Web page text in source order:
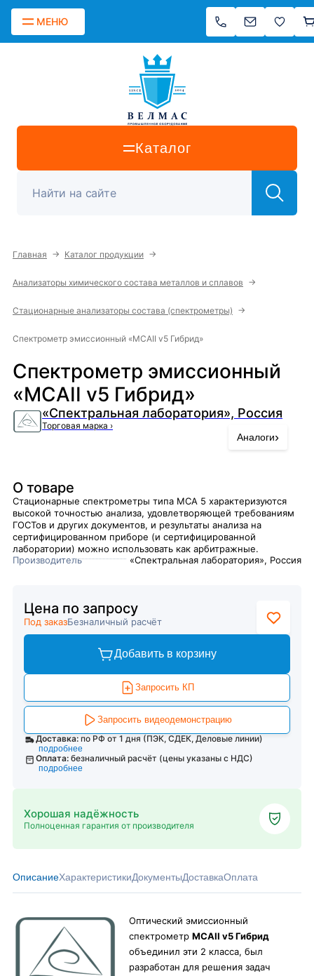
МЕНЮ
Каталог
Главная → Каталог продукции →
Анализаторы химического состава металлов и сплавов →
Стационарные анализаторы состава (спектрометры) →
Спектрометр эмиссионный «МСАII v5 Гибрид»
Спектрометр эмиссионный
«МСАII v5 Гибрид»
«Спектральная лаборатория», Россия
Торговая марка ›
Аналоги›
О товаре
Стационарные спектрометры типа МСА 5 характеризуются
высокой точностью анализа, удовлетворяющей требованиям
ГОСТов и других документов, и результаты анализа на
сертифицированном приборе (и сертифицированной
лаборатории) можно использовать как арбитражные.
Производитель
«Спектральная лаборатория», Россия
Цена по запросу
Под заказБезналичный расчёт
Добавить в корзину
Запросить КП
Запросить видеодемонстрацию
Доставка: по РФ от 1 дня (ПЭК, СДЕК, Деловые линии)
подробнее
Оплата: безналичный расчёт (цены указаны с НДС)
подробнее
Хорошая надёжность
Полноценная гарантия от производителя
ОписаниеХарактеристикиДокументыДоставкаОплата
Оптический эмиссионный
спектрометр МСАII v5 Гибрид
объединил эти 2 класса, был
разработан для решения задач